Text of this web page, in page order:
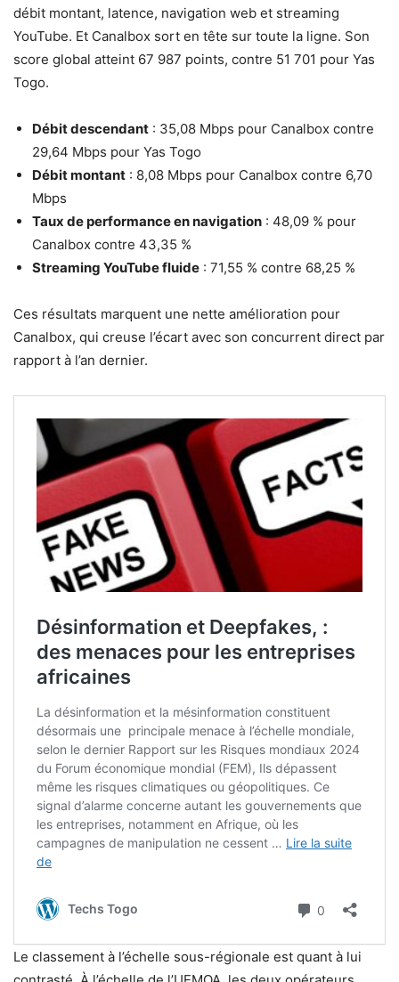
débit montant, latence, navigation web et streaming
YouTube. Et Canalbox sort en tête sur toute la ligne. Son
score global atteint 67 987 points, contre 51 701 pour Yas
Togo.
Débit descendant : 35,08 Mbps pour Canalbox contre
29,64 Mbps pour Yas Togo
Débit montant : 8,08 Mbps pour Canalbox contre 6,70
Mbps
Taux de performance en navigation : 48,09 % pour
Canalbox contre 43,35 %
Streaming YouTube fluide : 71,55 % contre 68,25 %
Ces résultats marquent une nette amélioration pour
Canalbox, qui creuse l’écart avec son concurrent direct par
rapport à l’an dernier.
Le classement à l’échelle sous-régionale est quant à lui